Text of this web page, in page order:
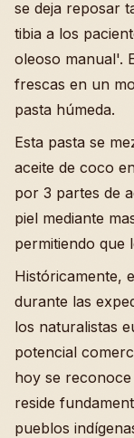
se deja reposar
tibia a los
oleoso manual'.
frescas en un
pasta húmeda.
Esta pasta se
aceite de coco
por 3 partes de
piel mediante
permitiendo que
Históricamente,
durante las
los naturalistas
potencial
hoy se
reside
pueblos